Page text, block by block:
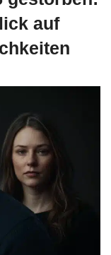
auf